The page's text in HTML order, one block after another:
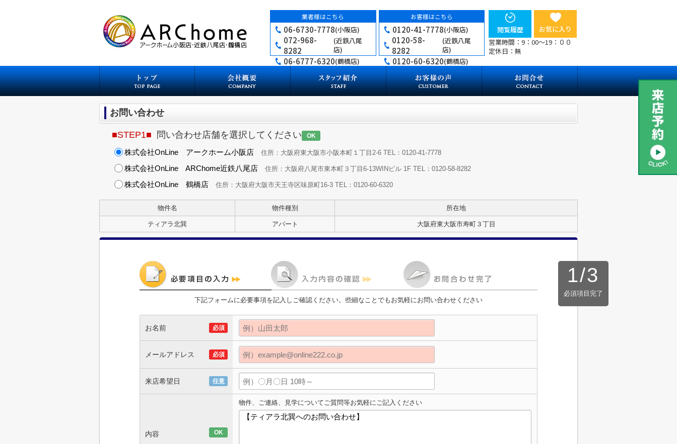
業者様はこちら
06-6730-7778(小阪店)
072-968-
8282
(近鉄八尾
店)
06-6777-6320(鶴橋店)
お客様はこちら
0120-41-7778(小阪店)
0120-58-
8282
(近鉄八尾
店)
0120-60-6320(鶴橋店)
閲覧履歴
お気に入り
営業時間：9：00～19：００
定休日：無
お問い合わせ
■STEP1■ 問い合わせ店舗を選択してください OK
株式会社OnLine アークホーム小阪店 住所：大阪府東大阪市小阪本町１丁目2-6 TEL：0120-41-7778
株式会社OnLine ARChome近鉄八尾店 住所：大阪府八尾市東本町３丁目6-13WINビル 1F TEL：0120-58-8282
株式会社OnLine 鶴橋店 住所：大阪府大阪市天王寺区味原町16-3 TEL：0120-60-6320
物件名 物件種別 所在地
ティアラ北巽 アパート 大阪府東大阪市寿町３丁目
1/3
必須項目完了
下記フォームに必要事項を記入しご確認ください。些細なことでもお気軽にお問い合わせください
お名前 必須
メールアドレス 必須
来店希望日 任意
内容 OK
物件、ご連絡、見学についてご質問等お気軽にご記入ください